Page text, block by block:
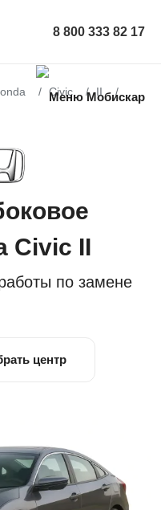
8 800 333 82 17
Civic
II
Civic II
по замене
центр